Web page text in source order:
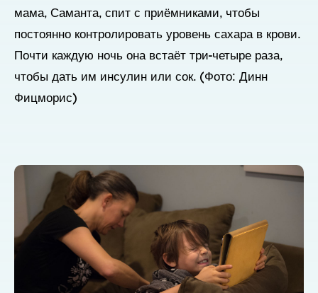
мама, Саманта, спит с приёмниками, чтобы
постоянно контролировать уровень сахара в крови.
Почти каждую ночь она встаёт три-четыре раза,
чтобы дать им инсулин или сок. (Фото: Динн
Фицморис)